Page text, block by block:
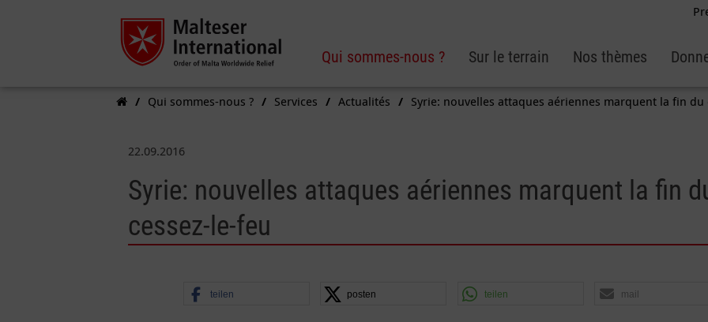
Qui sommes-nous ? Sur le terrain Nos thèmes
Qui sommes-nous ? Services Actualités Syrie: nouvelles attaques aériennes marquent la fin du
22.09.2016
Syrie: nouvelles attaques aériennes marquent la fin
cessez-le-feu
teilen posten teilen mail